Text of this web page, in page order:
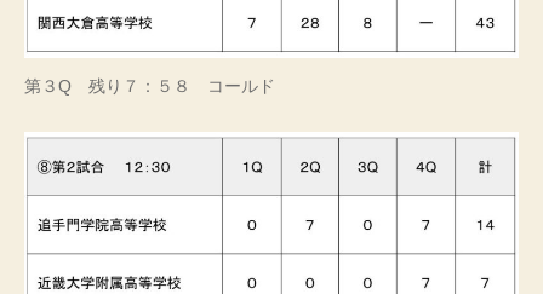
第３Q 残り７：５８ コールド